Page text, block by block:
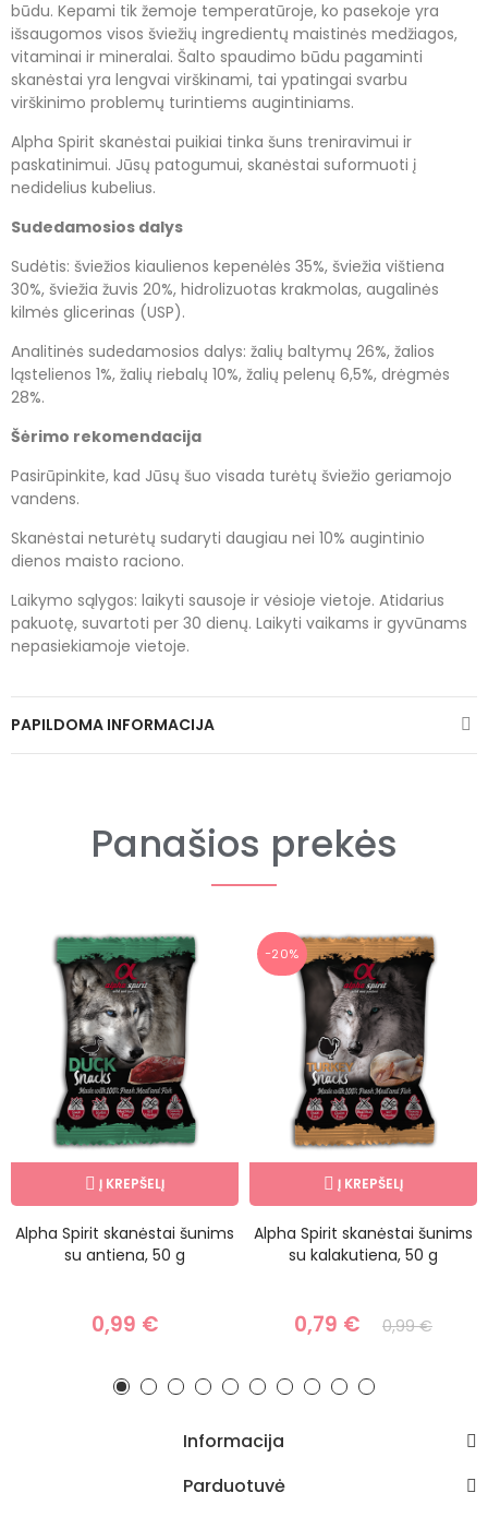
būdu. Kepami tik žemoje temperatūroje, ko pasekoje yra
išsaugomos visos šviežių ingredientų maistinės medžiagos,
vitaminai ir mineralai. Šalto spaudimo būdu pagaminti
skanėstai yra lengvai virškinami, tai ypatingai svarbu
virškinimo problemų turintiems augintiniams.
Alpha Spirit skanėstai puikiai tinka šuns treniravimui ir
paskatinimui. Jūsų patogumui, skanėstai suformuoti į
nedidelius kubelius.
Sudedamosios dalys
Sudėtis: šviežios kiaulienos kepenėlės 35%, šviežia vištiena
30%, šviežia žuvis 20%, hidrolizuotas krakmolas, augalinės
kilmės glicerinas (USP).
Analitinės sudedamosios dalys: žalių baltymų 26%, žalios
ląstelienos 1%, žalių riebalų 10%, žalių pelenų 6,5%, drėgmės
28%.
Šėrimo rekomendacija
Pasirūpinkite, kad Jūsų šuo visada turėtų šviežio geriamojo
vandens.
Skanėstai neturėtų sudaryti daugiau nei 10% augintinio
dienos maisto raciono.
Laikymo sąlygos: laikyti sausoje ir vėsioje vietoje. Atidarius
pakuotę, suvartoti per 30 dienų. Laikyti vaikams ir gyvūnams
nepasiekiamoje vietoje.
PAPILDOMA INFORMACIJA
Panašios prekės
Į KREPŠELĮ
Alpha Spirit skanėstai šunims
su antiena, 50 g
0,99 €
−20%
Į KREPŠELĮ
Alpha Spirit skanėstai šunims
su kalakutiena, 50 g
0,79 € 0,99 €
Informacija
Parduotuvė